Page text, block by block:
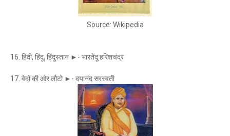
Source: Wikipedia
16. हिंदी, हिंदू, हिंदुस्तान ►- भारतेंदू हरिशचंद्र
17. वेदों की ओर लौटो ►- दयानंद सरस्वती